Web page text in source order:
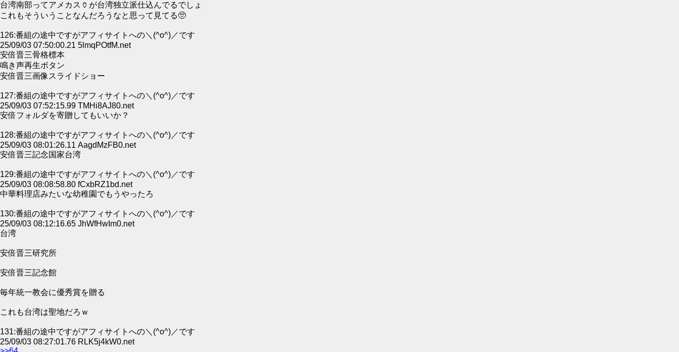
台湾南部ってアメカス🏺が台湾独立派仕込んでるでしょ
これもそういうことなんだろうなと思って見てる🥺
126:番組の途中ですがアフィサイトへの＼(^o^)／です
25/09/03 07:50:00.21 5lmqPOtfM.net
安倍晋三骨格標本
鳴き声再生ボタン
安倍晋三画像スライドショー
127:番組の途中ですがアフィサイトへの＼(^o^)／です
25/09/03 07:52:15.99 TMHi8AJ80.net
安倍フォルダを寄贈してもいいか？
128:番組の途中ですがアフィサイトへの＼(^o^)／です
25/09/03 08:01:26.11 AagdMzFB0.net
安倍晋三記念国家台湾
129:番組の途中ですがアフィサイトへの＼(^o^)／です
25/09/03 08:08:58.80 fCxbRZ1bd.net
中華料理店みたいな幼稚園でもうやったろ
130:番組の途中ですがアフィサイトへの＼(^o^)／です
25/09/03 08:12:16.65 JhWfHwIm0.net
台湾
安倍晋三研究所
安倍晋三記念館
毎年統一教会に優秀賞を贈る
これも台湾は聖地だろｗ
131:番組の途中ですがアフィサイトへの＼(^o^)／です
25/09/03 08:27:01.76 RLK5j4kW0.net